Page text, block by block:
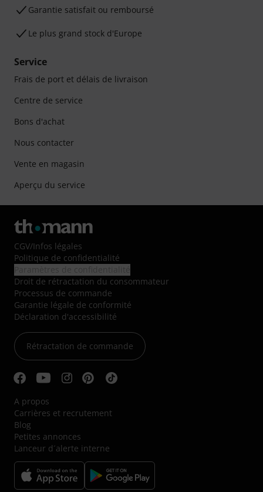
Garantie satisfait ou remboursé
Le plus grand stock d'Europe
Service
Frais de port et délais de livraison
Centre de service
Bons d'achat
Nous contacter
Vente en magasin
Aperçu du service
CGV/Infos légales
Politique de confidentialité
Droit de rétractation du consommateur
Processus de commande
Garantie légale de conformité
Déclaration d'accessibilité
Rétractation de commande
A propos
Carrières et recrutement
Blog
Petites annonces
Lanceur d´alerte interne